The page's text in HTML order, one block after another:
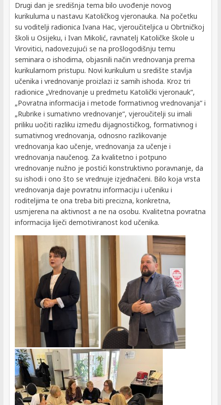
Drugi dan je središnja tema bilo uvođenje novog
kurikuluma u nastavu Katoličkog vjeronauka. Na početku
su voditelji radionica Ivana Hac, vjeroučiteljica u Obrtničkoj
školi u Osijeku, i Ivan Mikolić, ravnatelj Katoličke škole u
Virovitici, nadovezujući se na prošlogodišnju temu
seminara o ishodima, objasnili način vrednovanja prema
kurikularnom pristupu. Novi kurikulum u središte stavlja
učenika i vrednovanje proizlazi iz samih ishoda. Kroz tri
radionice „Vrednovanje u predmetu Katolički vjeronauk“,
„Povratna informacija i metode formativnog vrednovanja“ i
„Rubrike i sumativno vrednovanje“, vjeroučitelji su imali
priliku uočiti razliku između dijagnostičkog, formativnog i
sumativnog vrednovanja, odnosno razlikovanje
vrednovanja kao učenje, vrednovanja za učenje i
vrednovanja naučenog. Za kvalitetno i potpuno
vrednovanje nužno je postići konstruktivno poravnanje, da
su ishodi i ono što se vrednuje izjednačeni. Bilo koja vrsta
vrednovanja daje povratnu informaciju i učeniku i
roditeljima te ona treba biti precizna, konkretna,
usmjerena na aktivnost a ne na osobu. Kvalitetna povratna
informacija liječi demotiviranost kod učenika.